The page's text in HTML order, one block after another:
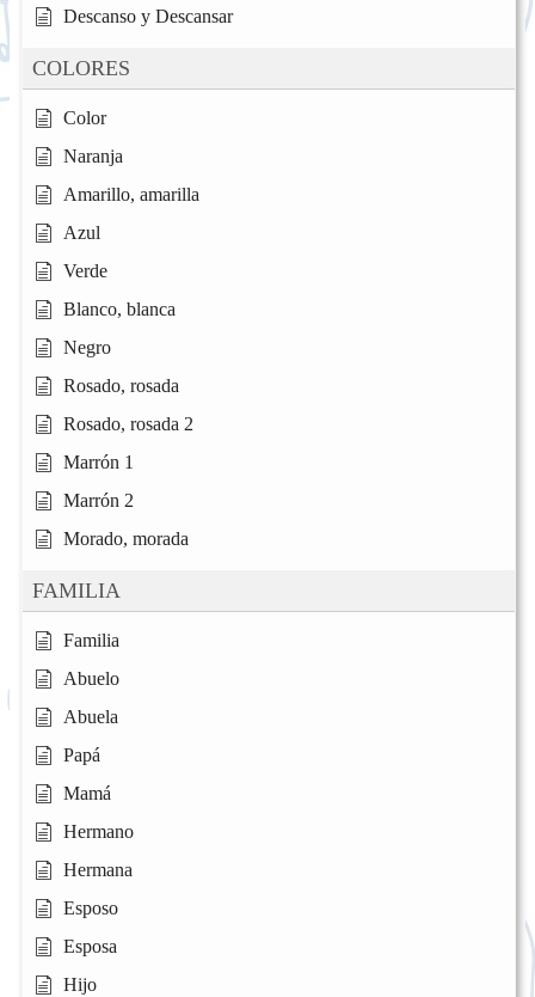
Descanso y Descansar
COLORES
Color
Naranja
Amarillo, amarilla
Azul
Verde
Blanco, blanca
Negro
Rosado, rosada
Rosado, rosada 2
Marrón 1
Marrón 2
Morado, morada
FAMILIA
Familia
Abuelo
Abuela
Papá
Mamá
Hermano
Hermana
Esposo
Esposa
Hijo